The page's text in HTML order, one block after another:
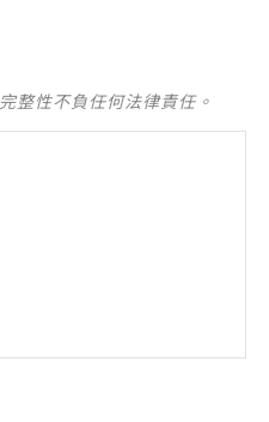
整性不負任何法律責任。